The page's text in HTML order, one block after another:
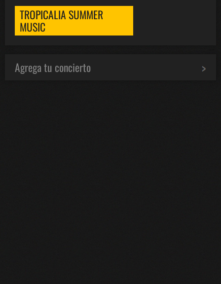
TROPICALIA SUMMER
MUSIC
Agrega tu concierto